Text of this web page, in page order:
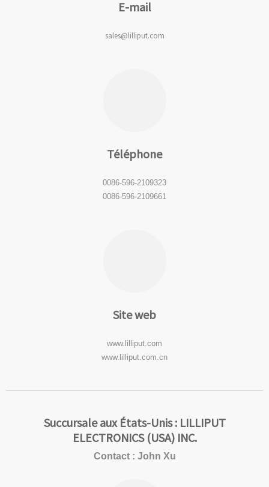
E-mail
sales@lilliput.com
Téléphone
0086-596-2109323
0086-596-2109661
Site web
www.lilliput.com
www.lilliput.com.cn
Succursale aux États-Unis : LILLIPUT
ELECTRONICS (USA) INC.
Contact : John Xu